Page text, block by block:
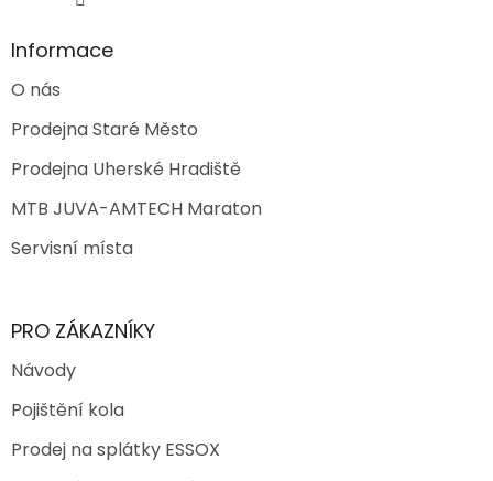
Informace
O nás
Prodejna Staré Město
Prodejna Uherské Hradiště
MTB JUVA-AMTECH Maraton
Servisní místa
PRO ZÁKAZNÍKY
Návody
Pojištění kola
Prodej na splátky ESSOX